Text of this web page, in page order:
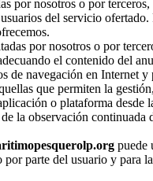
por nosotros o por
del servicio
por nosotros o por
el contenido del
de navegación en Internet
que permiten la
o plataforma
la observación
puede
parte del usuario y